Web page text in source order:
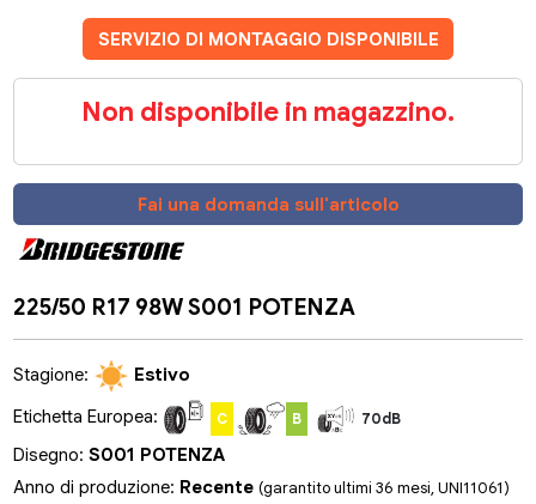
SERVIZIO DI MONTAGGIO DISPONIBILE
Non disponibile in magazzino.
Fai una domanda sull'articolo
225/50 R17 98W S001 POTENZA
Stagione:
Estivo
Etichetta Europea:
C B 70dB
Disegno:S001 POTENZA
Anno di produzione: Recente(garantito ultimi 36 mesi, UNI11061)